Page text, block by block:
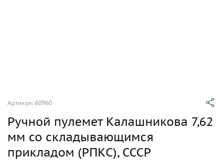
Артикул: 60960
Ручной пулемет Калашникова 7,62
мм со складывающимся
прикладом (РПКС), СССР